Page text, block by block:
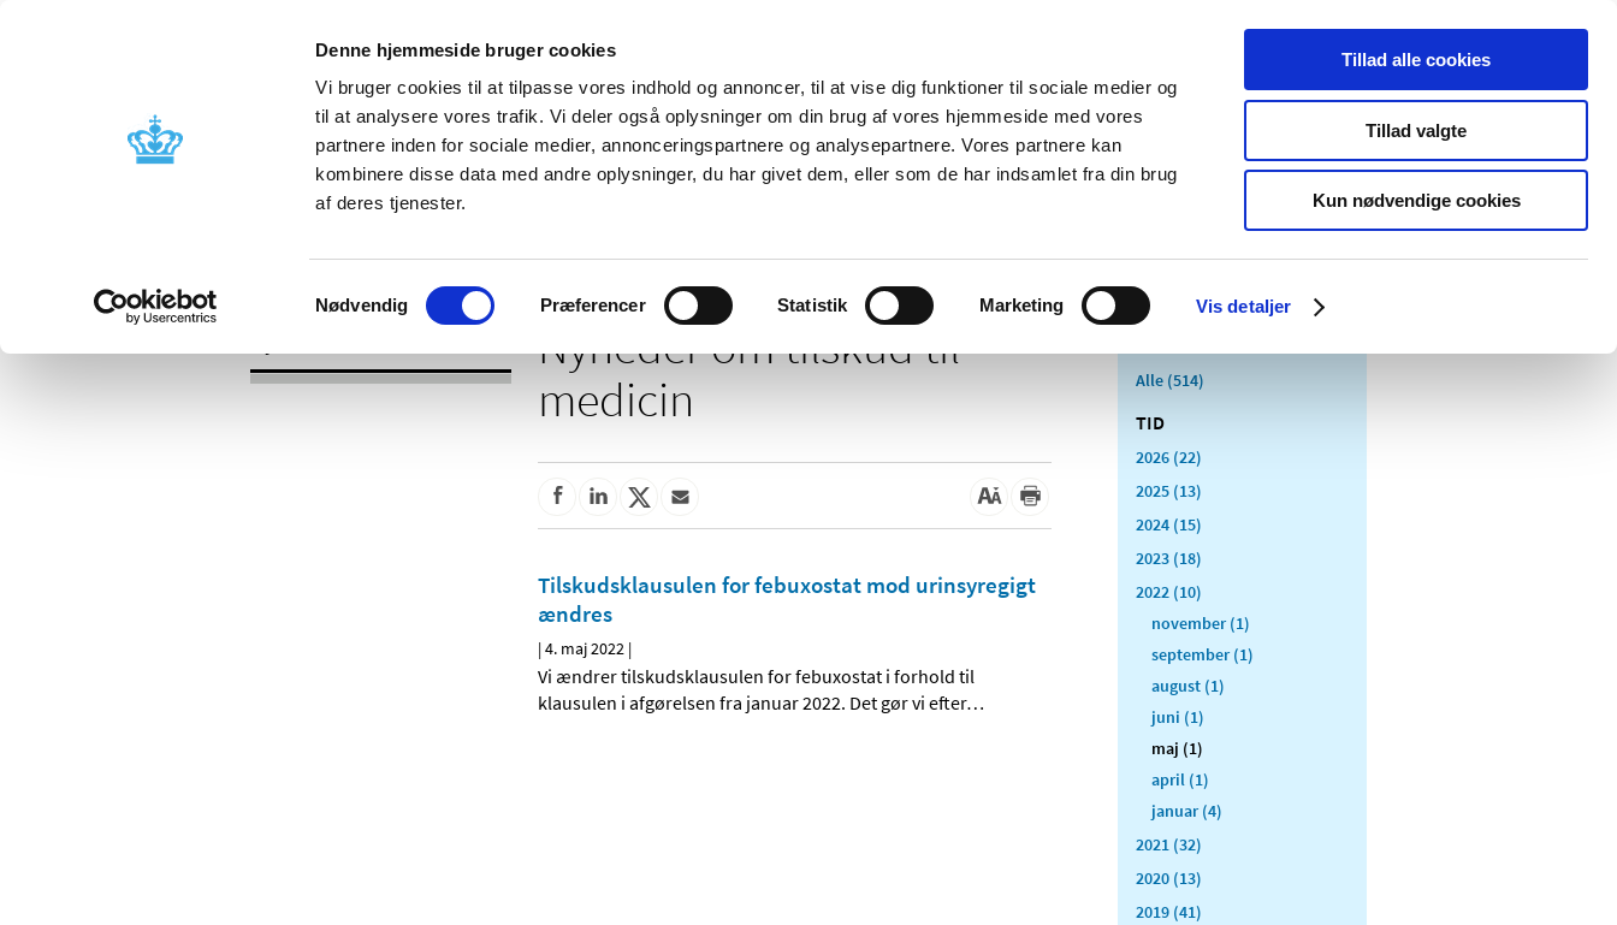
Denne hjemmeside bruger cookies
Vi bruger cookies til at tilpasse vores indhold og annoncer, til at vise dig funktioner til sociale medier og
til at analysere vores trafik. Vi deler også oplysninger om din brug af vores hjemmeside med vores
partnere inden for sociale medier, annonceringspartnere og analysepartnere. Vores partnere kan
kombinere disse data med andre oplysninger, du har givet dem, eller som de har indsamlet fra din brug
af deres tjenester.
Samtykkevalg
Nødvendig Præferencer Statistik Marketing Vis detaljer
Tillad alle cookies
Tillad valgte
Kun nødvendige cookies
Nyheder Om os Kontakt Udgivelser
Godkendelse og
Bivirkninger og
produktinformation
Tilskud og
Apoteker og salg af
Medicinsk
Særlige
produktområder
Nyheder om tilskud til
medicin
Tilskudsklausulen for febuxostat mod urinsyregigt
ændres
|4. maj 2022 |
Vi ændrer tilskudsklausulen for febuxostat i forhold til
klausulen i afgørelsen fra januar 2022. Det gør vi efter…
Alle (514)
TID
2026 (22)
2025 (13)
2024 (15)
2023 (18)
2022 (10)
november (1)
september (1)
august (1)
juni (1)
maj (1)
april (1)
januar (4)
2021 (32)
2020 (13)
2019 (41)